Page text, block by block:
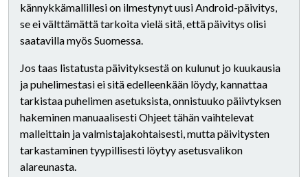
kännykkämallillesi on ilmestynyt uusi Android-päivitys,
se ei välttämättä tarkoita vielä sitä, että päivitys olisi
saatavilla myös Suomessa.
Jos taas listatusta päivityksestä on kulunut jo kuukausia
ja puhelimestasi ei sitä edelleenkään löydy, kannattaa
tarkistaa puhelimen asetuksista, onnistuuko päiivtyksen
hakeminen manuaalisesti Ohjeet tähän vaihtelevat
malleittain ja valmistajakohtaisesti, mutta päivitysten
tarkastaminen tyypillisesti löytyy asetusvalikon
alareunasta.